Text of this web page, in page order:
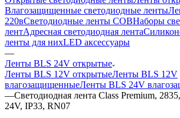
Влагозащищенные светодиодные ленты
220вСветодиодные ленты COBНаборы
лентАдресная светодиодная лента
ленты для нихLED аксессуары
—
Ленты BLS 24V открытые
Ленты BLS 12V открытыеЛенты BLS 12V
влагозащищенныеЛенты BLS 24V
—Светодиодная лента Class Premium,
24V, IP33, RN07